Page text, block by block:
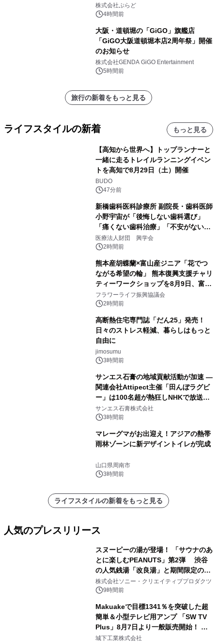
日1組限定「岩屋温泉 絵島別庭 海と
森」の握り寿司プラン
株式会社ぷらど
4時間前
大阪・道頓堀の「GiGO」旗艦店
「GiGO大阪道頓堀本店2周年祭」開催
のお知らせ
株式会社GENDA GiGO Entertainment
5時間前
旅行の新着をもっと見る
ライフスタイルの新着 もっと見る
【高知から世界へ】トップランナーと
一緒に走るトレイルランニングイベン
トを高知で8月29日（土）開催
BUDO
47分前
新橋歯科医科診療所 副院長・歯科医師
小野宇宙が「後悔しない歯科選び」
「痛くない歯科治療」「不安がない治
療計画」をテーマに専門監修
医療法人財団 興学会
2時間前
熊本産胡蝶蘭×富山産ジニア「花でつ
ながる希望の輪」 熊本復興支援チャリ
ティーワークショップを8月9日、富
山・射水で開催
フラワーライフ振興協議会
2時間前
高断熱住宅専門誌「だん25」発売！
日々のストレス軽減、暮らしはもっと
自由に
jimosumu
3時間前
サンエス石膏の地域貢献活動が加速 ―
関連会社Attipect主催「田んぼラグビ
ー」は100名超が熱狂しNHKで放送さ
れました。
サンエス石膏株式会社
3時間前
マレーグマがお出迎え！アジアの熱帯
雨林ゾーンに新デザイントイレが完成
山口県周南市
3時間前
ライフスタイルの新着をもっと見る
人気のプレスリリース
スヌーピーの湯が登場！ 「サウナのあ
とに楽しむPEANUTS」第2弾 渋谷
の人気銭湯「改良湯」と期間限定のコ
ラボレーション サウナイキタイコラ
ボグッズも発売決定！
株式会社ソニー・クリエイティブプロダクツ
9時間前
Makuakeで目標1341％を突破した超
簡単＆小型テレビ用アンプ 「SW TV
Plus」8月7日より一般販売開始！ ケ
ーブル1本つなぐだけ、テレビの音が
城下工業株式会社